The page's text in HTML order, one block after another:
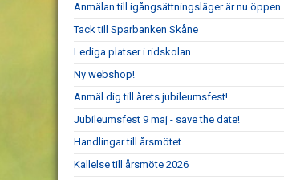
Anmälan till igångsättningsläger är nu öppen
Tack till Sparbanken Skåne
Lediga platser i ridskolan
Ny webshop!
Anmäl dig till årets jubileumsfest!
Jubileumsfest 9 maj - save the date!
Handlingar till årsmötet
Kallelse till årsmöte 2026